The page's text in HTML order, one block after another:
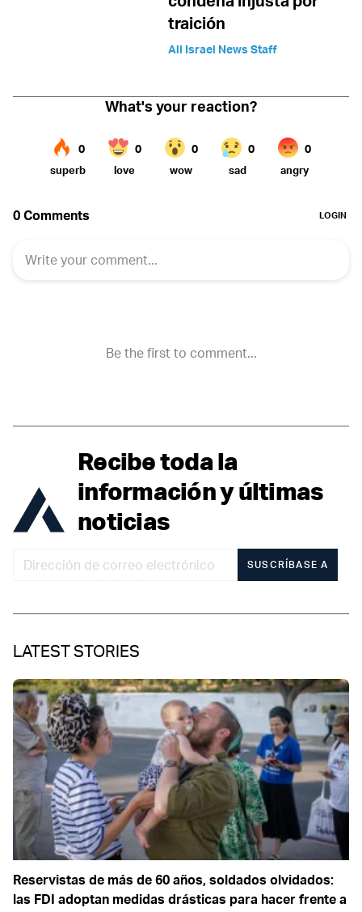
traición
All Israel News Staff
Recibe toda la
información y últimas
noticias
SUSCRÍBASE A
LATEST STORIES
Reservistas de más de 60 años, soldados olvidados:
las FDI adoptan medidas drásticas para hacer frente a